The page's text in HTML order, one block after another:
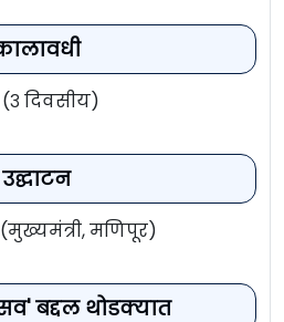
(३ दिवसीय)
उद्घाटन
मणिपूर)
बद्दल थोडक्यात